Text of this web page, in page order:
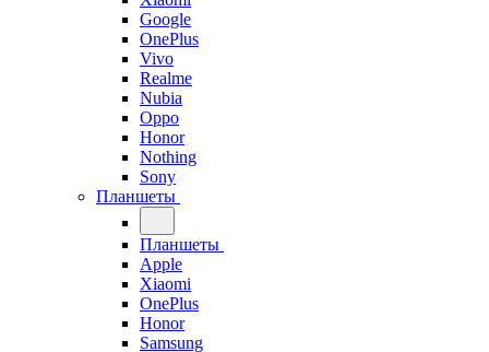
Google
OnePlus
Vivo
Realme
Nubia
Oppo
Honor
Nothing
Sony
Планшеты
Планшеты
Apple
Xiaomi
OnePlus
Honor
Samsung